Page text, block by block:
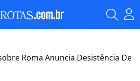
Roma Anuncia Desistência De